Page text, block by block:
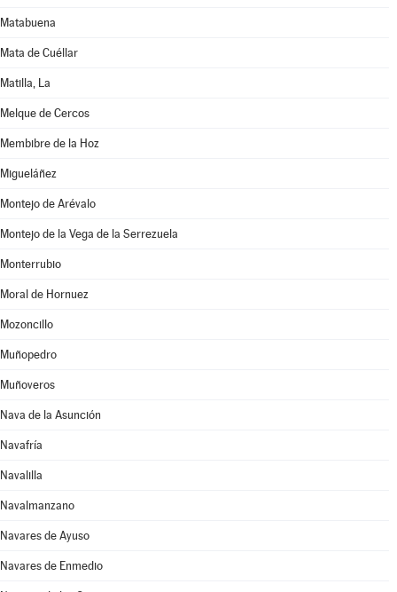
Matabuena
Mata de Cuéllar
Matilla, La
Melque de Cercos
Membibre de la Hoz
Migueláñez
Montejo de Arévalo
Montejo de la Vega de la Serrezuela
Monterrubio
Moral de Hornuez
Mozoncillo
Muñopedro
Muñoveros
Nava de la Asunción
Navafría
Navalilla
Navalmanzano
Navares de Ayuso
Navares de Enmedio